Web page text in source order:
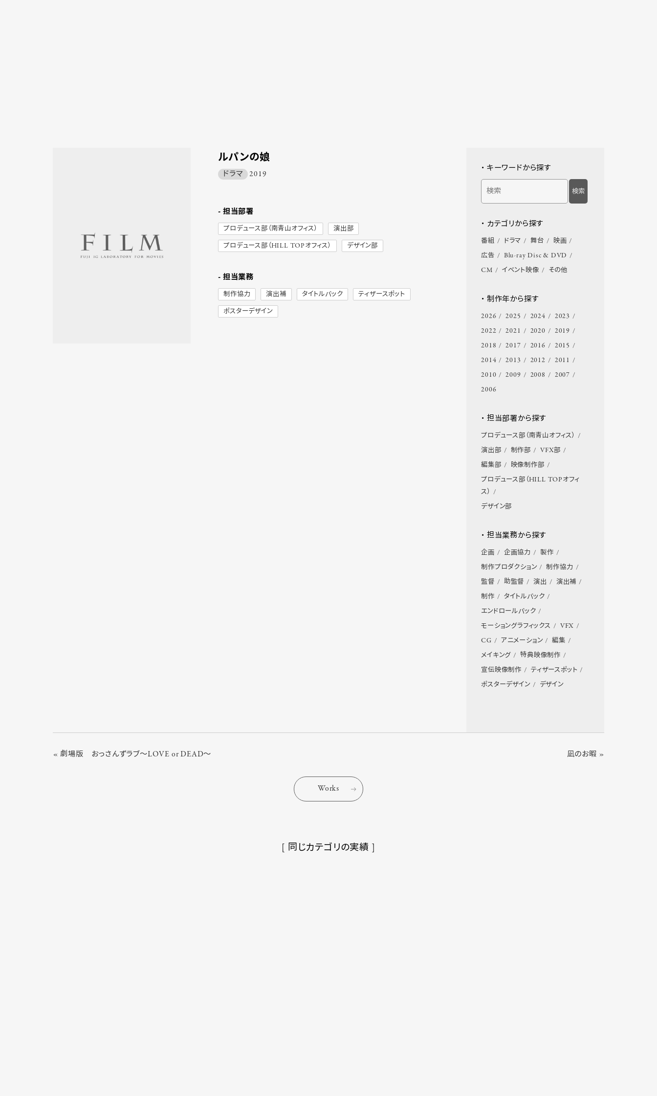
ルパンの娘
ドラマ 2019
- 担当部署
プロデュース部（南青山オフィス）
演出部
プロデュース部（HILL TOPオフィス）
デザイン部
- 担当業務
制作協力 演出補 タイトルバック
ティザースポット
ポスターデザイン
・ キーワードから探す
検索
・ カテゴリから探す
番組 ドラマ 舞台
映画
広告
Blu-ray Disc & DVD
CM
イベント映像 その他
・ 制作年から探す
2026 2025 2024
2023
2022
2021 2020
2019
2018
2017 2016
2015
2014
2013 2012
2011
2010
2009 2008
2007
2006
・ 担当部署から探す
プロデュース部（南青山オフィス）
演出部
制作部
VFX部
編集部
映像制作部
プロデュース部（HILL TOPオフィ
ス）
デザイン部
・ 担当業務から探す
企画 企画協力
製作
制作プロダクション
制作協力
監督
助監督 演出
演出補
制作
タイトルバック
エンドロールバック
モーショングラフィックス
VFX
CG
アニメーション
編集
メイキング
特典映像制作
宣伝映像制作
ティザースポット
ポスターデザイン
デザイン
« 劇場版 おっさんずラブ～LOVE or DEAD～ 凪のお暇 »
Works
[ 同じカテゴリの実績 ]